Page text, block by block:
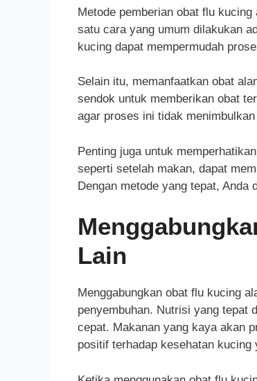
Metode pemberian obat flu
satu cara yang umum dilakukan
kucing dapat mempermudah
Selain itu, memanfaatkan obat
sendok untuk memberikan obat
agar proses ini tidak
Penting juga untuk
seperti setelah makan, dapat
Dengan metode yang tepat,
Lain
Menggabungkan obat flu kucing
penyembuhan. Nutrisi yang tepat
cepat. Makanan yang kaya akan
positif terhadap kesehatan kucing